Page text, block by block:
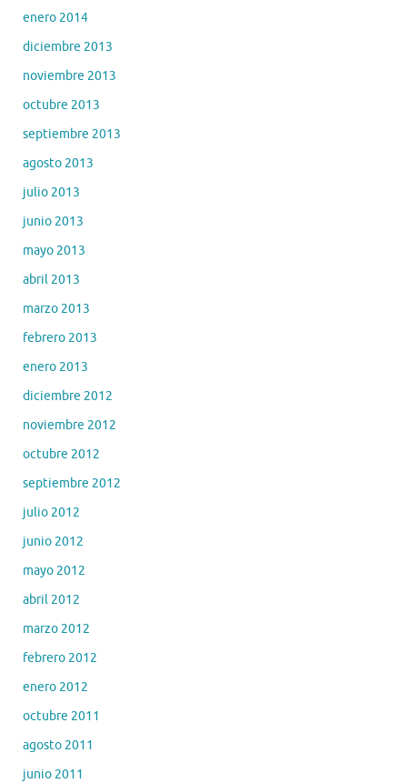
enero 2014
diciembre 2013
noviembre 2013
octubre 2013
septiembre 2013
agosto 2013
julio 2013
junio 2013
mayo 2013
abril 2013
marzo 2013
febrero 2013
enero 2013
diciembre 2012
noviembre 2012
octubre 2012
septiembre 2012
julio 2012
junio 2012
mayo 2012
abril 2012
marzo 2012
febrero 2012
enero 2012
octubre 2011
agosto 2011
junio 2011